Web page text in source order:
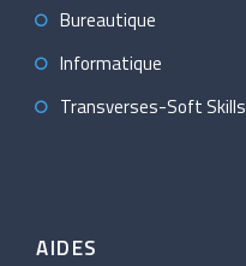
Bureautique
Informatique
Transverses-Soft Skills
AIDES